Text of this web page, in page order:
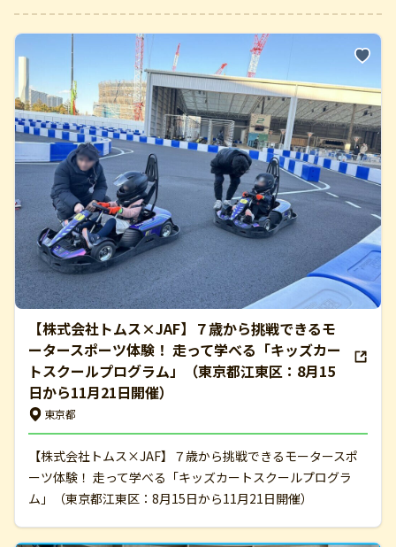
【株式会社トムス×JAF】７歳から挑戦できるモ
ータースポーツ体験！ 走って学べる「キッズカー
トスクールプログラム」（東京都江東区：8月15
日から11月21日開催）
東京都
【株式会社トムス×JAF】７歳から挑戦できるモータースポ
ーツ体験！ 走って学べる「キッズカートスクールプログラ
ム」（東京都江東区：8月15日から11月21日開催）